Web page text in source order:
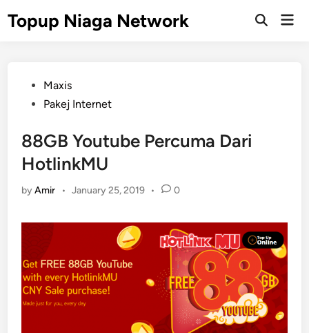
Topup Niaga Network
Open
PostedMaxis
Pakej Internet
88GB Youtube Percuma Dari
HotlinkMU
byAmir • January 25, 2019 • 0